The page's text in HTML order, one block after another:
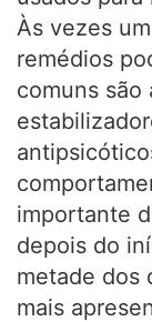
Às vezes
remédios
comuns são
importante
depois do
metade dos
mais